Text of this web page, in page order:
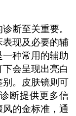
断至关重要。
现及必要的辅
种常用的辅助
会呈现出亮白
。皮肤镜则可
断提供更多信
的金标准，通